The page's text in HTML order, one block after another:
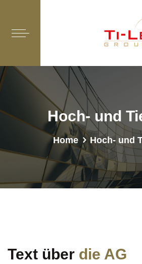
Hoch- und
Home Hoch- und
Text über die AG